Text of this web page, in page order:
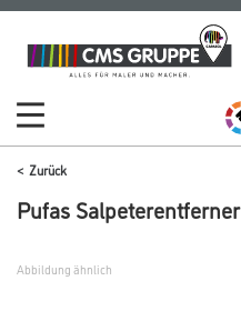
Zum
Inhalt
Zum
Navigationsmenü
Zurück
Pufas Salpeterentferner
Abbildung ähnlich